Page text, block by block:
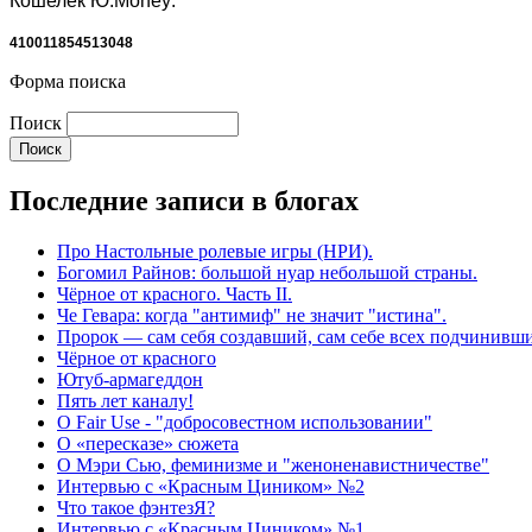
410011854513048
Форма поиска
Поиск
Последние записи в блогах
Про Настольные ролевые игры (НРИ).
Богомил Райнов: большой нуар небольшой страны.
Чёрное от красного. Часть II.
Че Гевара: когда "антимиф" не значит "истина".
Пророк — сам себя создавший, сам себе всех
Чёрное от красного
Ютуб-армагеддон
Пять лет каналу!
О Fair Use - "добросовестном использовании"
О «пересказе» сюжета
О Мэри Сью, феминизме и "женоненавистничестве"
Интервью с «Красным Циником» №2
Что такое фэнтезЯ?